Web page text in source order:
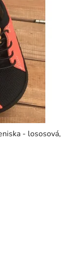
- lososová,